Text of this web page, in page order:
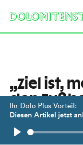
Ihr Dolo Plus Vorteil:
Diesen Artikel jetzt
Play
„Ziel ist,
den
Rapid-
auf den